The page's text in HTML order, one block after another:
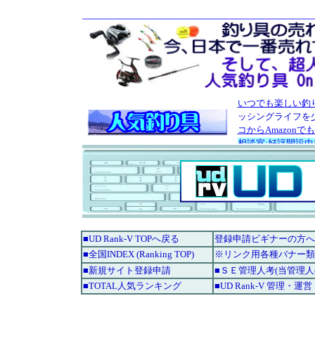
■UD Rank-V TOPへ戻る
登録申請ビギナーの方
■全国INDEX (Ranking TOP)
※リンク用各種バナー類
■新規サイト登録申請
■ＳＥ管理人考(当管理
■TOTAL人気ランキング
■UD Rank-V 管理・運